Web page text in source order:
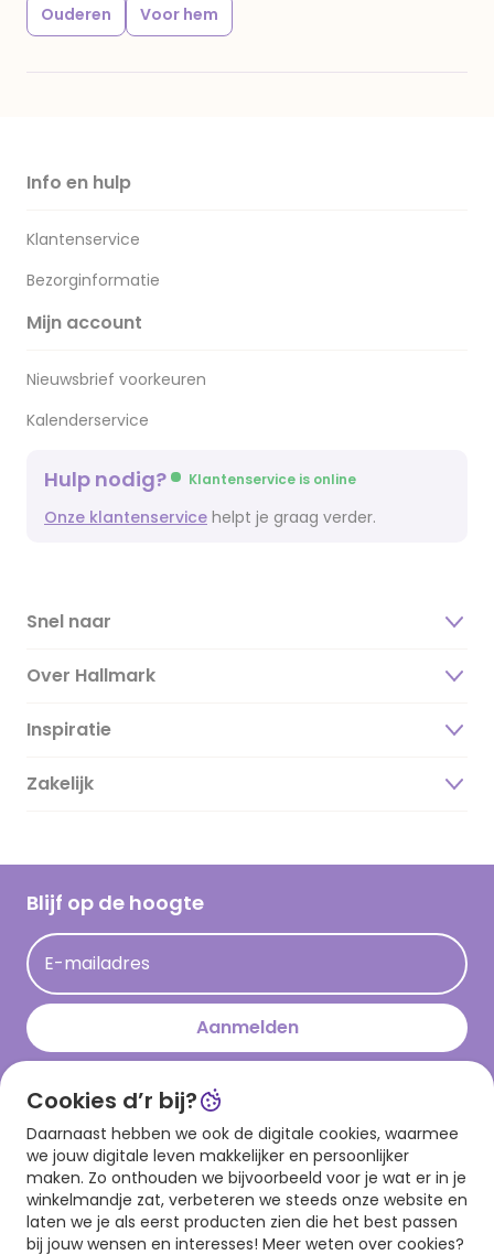
Ouderen
Voor hem
Info en hulp
Klantenservice
Bezorginformatie
Mijn account
Nieuwsbrief voorkeuren
Kalenderservice
Hulp nodig? Klantenservice is online
Onze klantenservice helpt je graag verder.
Snel naar
Over Hallmark
Over ons
Duurzaamheid
Hallmark Kaartclub
Acties
Persberichten
Inspiratie
Magazine
Cadeau inspiratie
Op kamp gedichten en versjes
Leuke en grappige op kamp teksten
kamppost inspiratie
Zakelijk
Blijf op de hoogte
E-mailadres
Aanmelden
Download onze app
Cookies d’r bij?
Daarnaast hebben we ook de digitale cookies, waarmee
we jouw digitale leven makkelijker en persoonlijker
maken. Zo onthouden we bijvoorbeeld voor je wat er in je
winkelmandje zat, verbeteren we steeds onze website en
laten we je als eerst producten zien die het best passen
bij jouw wensen en interesses! Meer weten over cookies?